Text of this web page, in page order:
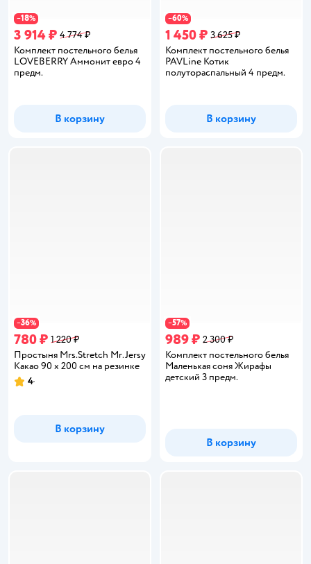
−18%
3 914 ₽ 4 774 ₽
Комплект постельного белья
LOVEBERRY Аммонит евро 4
предм.
В корзину
−60%
1 450 ₽ 3 625 ₽
Комплект постельного белья
PAVLine Котик
полутораспальный 4 предм.
В корзину
−36%
780 ₽ 1 220 ₽
Простыня Mrs.Stretch Mr.Jersy
Какао 90 x 200 см на резинке
Рейтинг:
4
В корзину
−57%
989 ₽ 2 300 ₽
Комплект постельного белья
Маленькая соня Жирафы
детский 3 предм.
В корзину